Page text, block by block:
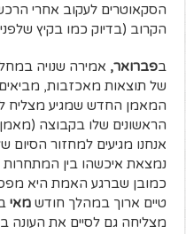
הסקאוטרים לעקוב אחרי
הקרוב (בדיוק כמו בקיץ
בפברואר, אמירה שנויה
של תוצאות מאכזבות,
המאמן החדש שמגיע מצליח
הראשונים שלו בקבוצה
אנחנו מגיעים למחזור הסיום
נמצאת איכשהו בין המתחרות
כמובן שברגע האמת היא
טיים ארוך במהלך חודשמאי
מצליחה גם לסיים את העונה